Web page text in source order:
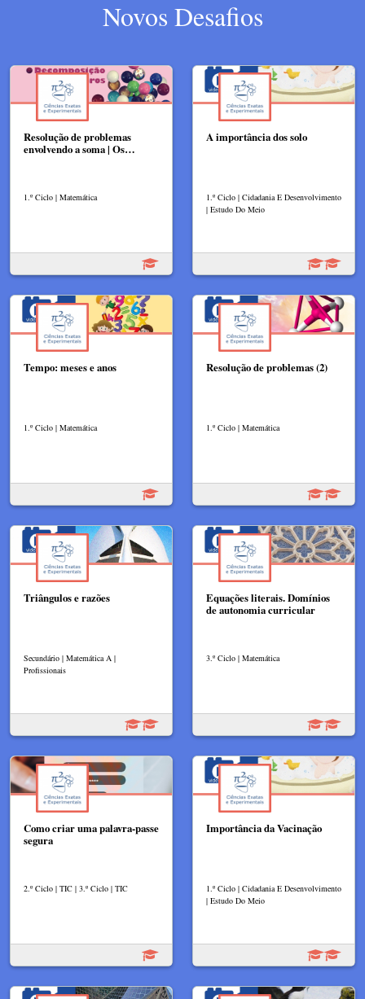
Novos Desafios
Resolução de problemas
envolvendo a soma | Os…
1.º Ciclo | Matemática
A importância dos solo
1.º Ciclo | Cidadania E Desenvolvimento
| Estudo Do Meio
Tempo: meses e anos
1.º Ciclo | Matemática
Resolução de problemas (2)
1.º Ciclo | Matemática
Triângulos e razões
Secundário | Matemática A |
Profissionais
Equações literais. Domínios
de autonomia curricular
3.º Ciclo | Matemática
Como criar uma palavra-passe
segura
2.º Ciclo | TIC | 3.º Ciclo | TIC
Importância da Vacinação
1.º Ciclo | Cidadania E Desenvolvimento
| Estudo Do Meio